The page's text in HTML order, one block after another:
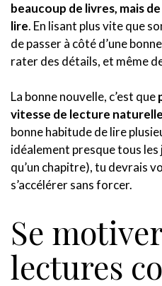
beaucoup de livres, mais
lire. En lisant plus vite que
de passer à côté d’une
rater des détails, et même
La bonne nouvelle, c’est que
vitesse de lecture
bonne habitude de lire
idéalement presque tous les
qu’un chapitre), tu devrais
s’accélérer sans forcer.
Se
lectures